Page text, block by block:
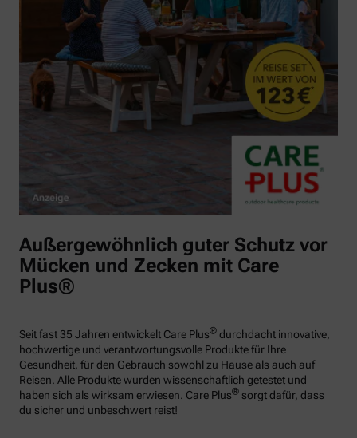
Außergewöhnlich guter Schutz vor
Mücken und Zecken mit Care
Plus®
Seit fast 35 Jahren entwickelt Care Plus® durchdacht innovative,
hochwertige und verantwortungsvolle Produkte für Ihre
Gesundheit, für den Gebrauch sowohl zu Hause als auch auf
Reisen. Alle Produkte wurden wissenschaftlich getestet und
haben sich als wirksam erwiesen. Care Plus® sorgt dafür, dass
du sicher und unbeschwert reist!